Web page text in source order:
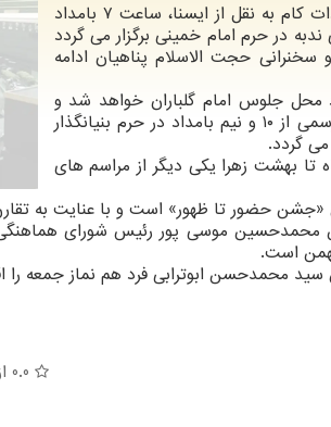
ایران دات کام به نقل از ایسنا، ساعت ۷ بامداد
۱۴۰۳ دعای ندبه در حرم امام خمینی برگزار می گردد
حجت الاسلام پناهیان ادامه
۹ بامداد محل جلوس امام گلباران خواهد شد و
سپس مراسم به صورت رسمی از ۱۰ و نیم بامداد در حرم بنیانگذار
می گردد.
تا بهشت زهرا یکی دیگر از مراسم های
حضور تا ظهور» است و با عنایت به
محمدحسین موسی پور رئیس شورای
محمدحسن ابوترابی فرد هم نماز جمعه را
0.0